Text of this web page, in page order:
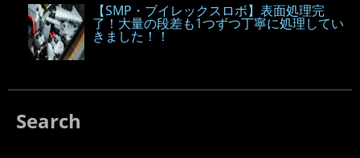
【SMP・ブイレックスロボ】表面処理完
了！大量の段差も1つずつ丁寧に処理してい
きました！！
Search